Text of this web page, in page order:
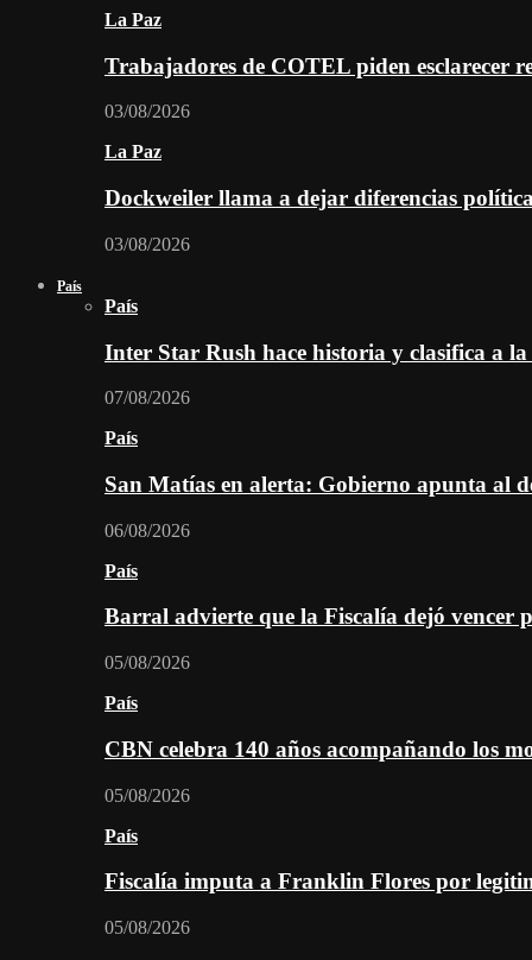
La Paz
Trabajadores de COTEL piden esclarecer
03/08/2026
La Paz
Dockweiler llama a dejar diferencias
03/08/2026
País
País
Inter Star Rush hace historia y clasifica a
07/08/2026
País
San Matías en alerta: Gobierno apunta al
06/08/2026
País
Barral advierte que la Fiscalía dejó vencer
05/08/2026
País
CBN celebra 140 años acompañando los
05/08/2026
País
Fiscalía imputa a Franklin Flores por
05/08/2026